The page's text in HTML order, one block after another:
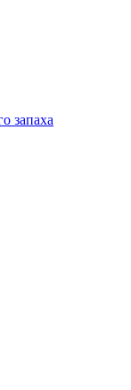
запаха